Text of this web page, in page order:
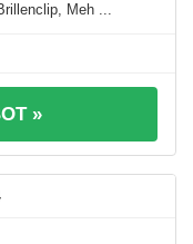
Meh ...
»